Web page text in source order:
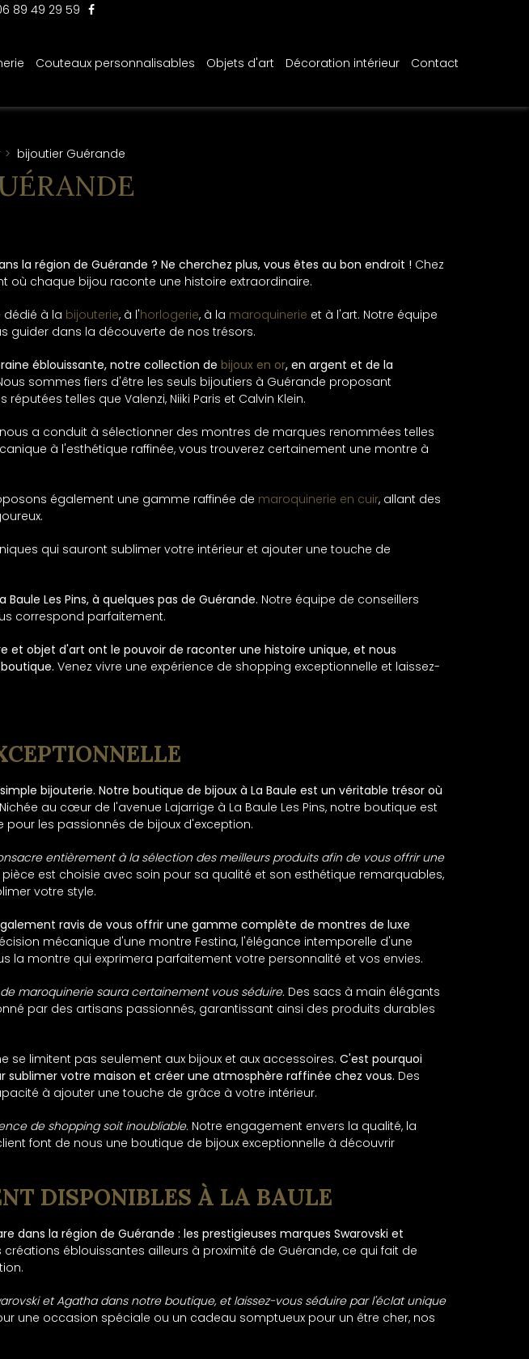
89 49 29 59
Couteaux personnalisables Objets d'art Décoration intérieur Contact
bijoutier Guérande
la région de Guérande ? Ne cherchez plus, vous êtes au bon endroit ! Chez
où chaque bijou raconte une histoire extraordinaire.
dédié à la bijouterie, à l'horlogerie, à la maroquinerie et à l'art. Notre équipe
guider dans la découverte de nos trésors.
éblouissante, notre collection de bijoux en or, en argent et de la
sommes fiers d'être les seuls bijoutiers à Guérande proposant
telles que Valenzi, Niiki Paris et Calvin Klein.
a conduit à sélectionner des montres de marques renommées telles
à l'esthétique raffinée, vous trouverez certainement une montre à
également une gamme raffinée de maroquinerie en cuir, allant des
qui sauront sublimer votre intérieur et ajouter une touche de
Les Pins, à quelques pas de Guérande. Notre équipe de conseillers
correspond parfaitement.
et objet d'art ont le pouvoir de raconter une histoire unique, et nous
Venez vivre une expérience de shopping exceptionnelle et laissez-
bijouterie. Notre boutique de bijoux à La Baule est un véritable trésor où
Nichée au cœur de l'avenue Lajarrige à La Baule Les Pins, notre boutique est
les passionnés de bijoux d'exception.
entièrement à la sélection des meilleurs produits afin de vous offrir une
est choisie avec soin pour sa qualité et son esthétique remarquables,
votre style.
ravis de vous offrir une gamme complète de montres de luxe
mécanique d'une montre Festina, l'élégance intemporelle d'une
la montre qui exprimera parfaitement votre personnalité et vos envies.
maroquinerie saura certainement vous séduire. Des sacs à main élégants
par des artisans passionnés, garantissant ainsi des produits durables
se limitent pas seulement aux bijoux et aux accessoires. C'est pourquoi
votre maison et créer une atmosphère raffinée chez vous. Des
à ajouter une touche de grâce à votre intérieur.
de shopping soit inoubliable. Notre engagement envers la qualité, la
font de nous une boutique de bijoux exceptionnelle à découvrir
DISPONIBLES À LA BAULE
dans la région de Guérande : les prestigieuses marques Swarovski et
éblouissantes ailleurs à proximité de Guérande, ce qui fait de
et Agatha dans notre boutique, et laissez-vous séduire par l'éclat unique
une occasion spéciale ou un cadeau somptueux pour un être cher, nos